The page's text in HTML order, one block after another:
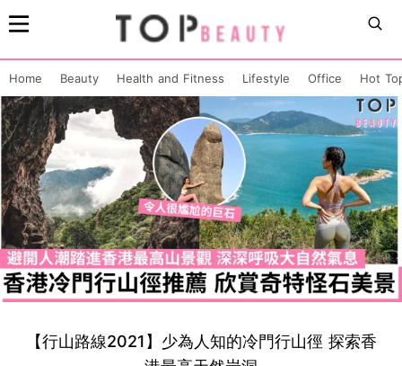
Home Beauty Health and Fitness Lifestyle Office Hot
【行山路線2021】少為人知的冷門行山徑 探索香